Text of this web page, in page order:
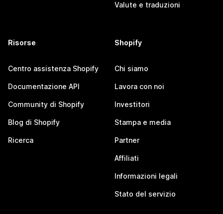
Valute e traduzioni
Risorse
Centro assistenza Shopify
Documentazione API
Community di Shopify
Blog di Shopify
Ricerca
Shopify
Chi siamo
Lavora con noi
Investitori
Stampa e media
Partner
Affiliati
Informazioni legali
Stato del servizio